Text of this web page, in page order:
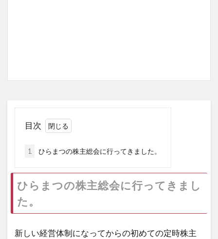
目次
1 ひらまつの株主総会に行ってきました。
ひらまつの株主総会に行ってきまし
た。
新しい経営体制になってからの初めての定時株主